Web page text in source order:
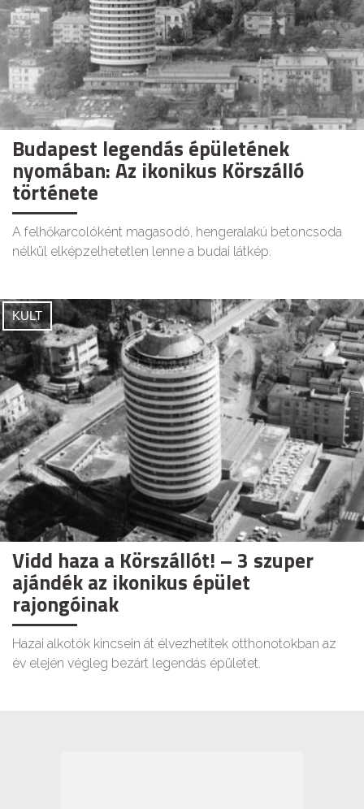
Budapest legendás épületének
nyomában: Az ikonikus Körszálló
története
A felhőkarcolóként magasodó, hengeralakú betoncsoda
nélkül elképzelhetetlen lenne a budai látkép.
KULT
Vidd haza a Körszállót! – 3 szuper
ajándék az ikonikus épület
rajongóinak
Hazai alkotók kincsein át élvezhetitek otthonotokban az
év elején végleg bezárt legendás épületet.